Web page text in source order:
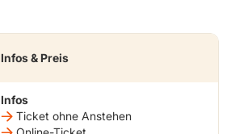
Infos & Preis
Infos
Ticket ohne Anstehen